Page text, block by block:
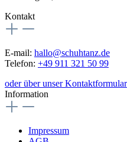
Kontakt
E-mail: hallo@schuhtanz.de
Telefon: +49 911 321 50 99
oder über unser Kontaktformular
Information
Impressum